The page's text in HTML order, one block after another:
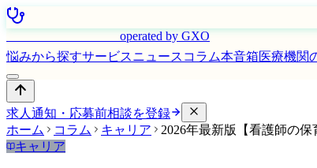
operated by GXO
悩みから探すサービスニュース コラム本音箱医療機関
求人通知・応募前相談を登録
ホーム
コラム キャリア
2026年最新版【看護師の
キャリア